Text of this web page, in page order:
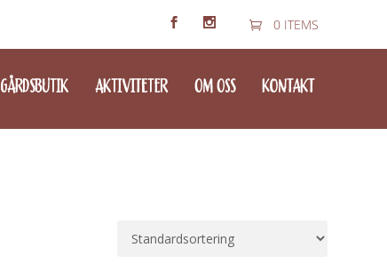
0 ITEMS
GÅRDSBUTIK AKTIVITETER OM OSS KONTAKT